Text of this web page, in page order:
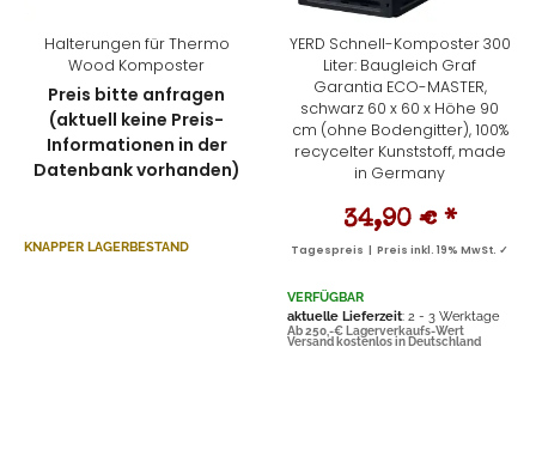
Halterungen für Thermo
Wood Komposter
Preis bitte anfragen
(aktuell keine Preis-
Informationen in der
Datenbank vorhanden)
KNAPPER LAGERBESTAND
YERD Schnell-Komposter 300
Liter: Baugleich Graf
Garantia ECO-MASTER,
schwarz 60 x 60 x Höhe 90
cm (ohne Bodengitter), 100%
recycelter Kunststoff, made
in Germany
34,90 € *
Tagespreis | Preis inkl. 19% MwSt. ✓
VERFÜGBAR
aktuelle Lieferzeit: 2 - 3 Werktage
Ab 250,-€ Lagerverkaufs-Wert
Versand kostenlos in Deutschland